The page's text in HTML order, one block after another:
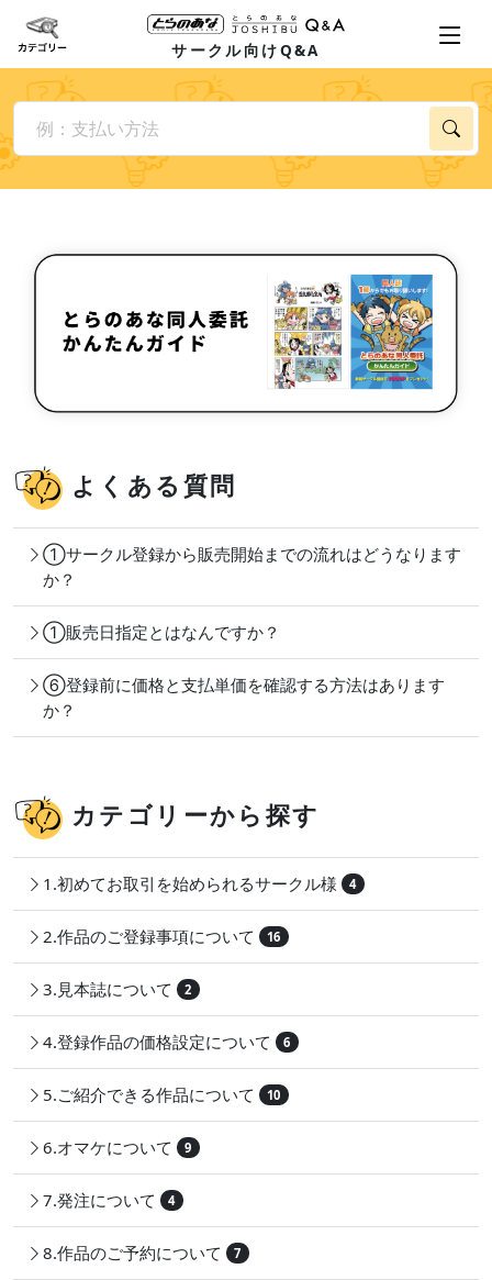
サークル向けQ&A
よくある質問
①サークル登録から販売開始までの流れはどうなります
か？
①販売日指定とはなんですか？
⑥登録前に価格と支払単価を確認する方法はあります
か？
カテゴリーから探す
1.初めてお取引を始められるサークル様 4
2.作品のご登録事項について 16
3.見本誌について 2
4.登録作品の価格設定について 6
5.ご紹介できる作品について 10
6.オマケについて 9
7.発注について 4
8.作品のご予約について 7